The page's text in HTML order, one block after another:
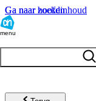
Ga naar hoofdinhoud
Ga naar zoeken
menu